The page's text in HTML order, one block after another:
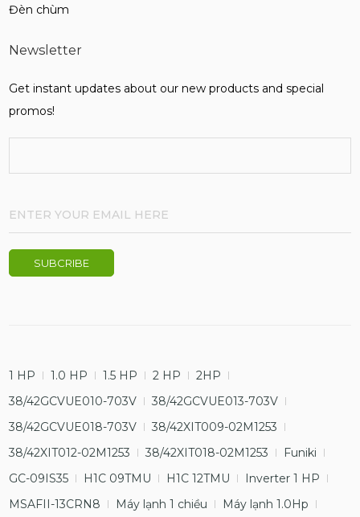
Đèn chùm
Newsletter
Get instant updates about our new products and special
promos!
1 HP 1.0 HP 1.5 HP 2 HP
2HP
38/42GCVUE010-703V
38/42GCVUE013-703V
38/42GCVUE018-703V
38/42XIT009-02M1253
38/42XIT012-02M1253
38/42XIT018-02M1253
Funiki
GC-09IS35
H1C 09TMU H1C 12TMU
Inverter 1 HP
MSAFII-13CRN8
Máy lạnh 1 chiều Máy lạnh 1.0Hp